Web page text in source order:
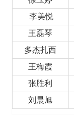
李美悦
王磊琴
多杰扎西
王梅霞
张胜利
刘晨旭